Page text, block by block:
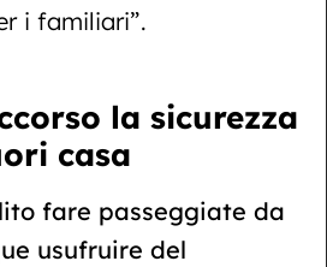
i familiari”.
la sicurezza
casa
fare passeggiate da
usufruire del